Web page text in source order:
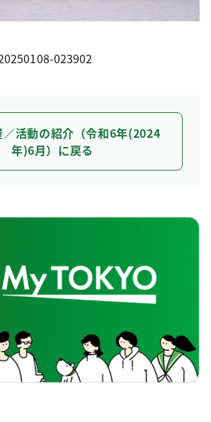
023902
／活動の紹介（令和6年(2024
年)6月）に戻る